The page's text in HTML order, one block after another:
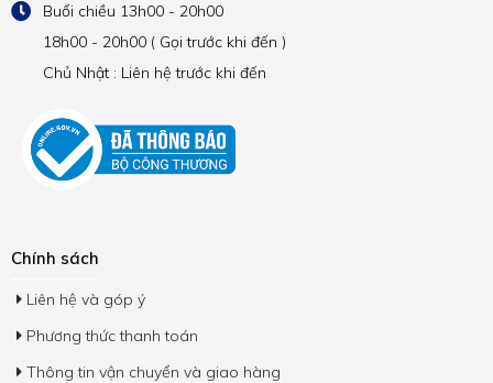
Buổi chiều 13h00 - 20h00
18h00 - 20h00 ( Gọi trước khi đến )
Chủ Nhật : Liên hệ trước khi đến
Chính sách
Liên hệ và góp ý
Phương thức thanh toán
Thông tin vận chuyển và giao hàng